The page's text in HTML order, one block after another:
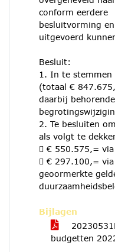
conform eerdere
besluitvorming
uitgevoerd
Besluit:
1. In te stemmen
(totaal €
daarbij
2. Te besluiten
als volgt te
 € 550.575,=
 € 297.100,=
geoormerkte
Bijlagen
budgetten